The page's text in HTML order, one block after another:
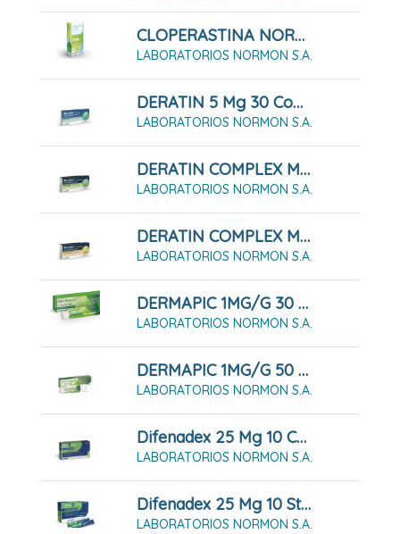
CLOPERASTINA NORMON 3,54 Mg/ml Suspensión Oral 200 Ml
LABORATORIOS NORMON S.A.
DERATIN 5 Mg 30 Comprimidos Para Chupar
LABORATORIOS NORMON S.A.
DERATIN COMPLEX MENTA 30 Comprimidos Para Chupar
LABORATORIOS NORMON S.A.
DERATIN COMPLEX MIEL Y LIMÓN 30 Comprimidos Para Chupar
LABORATORIOS NORMON S.A.
DERMAPIC 1MG/G 30 G Gel
LABORATORIOS NORMON S.A.
DERMAPIC 1MG/G 50 G Gel
LABORATORIOS NORMON S.A.
Difenadex 25 Mg 10 Cápsulas Duras
LABORATORIOS NORMON S.A.
Difenadex 25 Mg 10 Sticks De Solución Oral
LABORATORIOS NORMON S.A.